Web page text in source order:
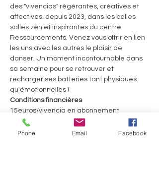
des "vivencias" régérantes, créatives et
affectives. depuis 2023, dans les belles
salles zen et inspirantes du centre
Ressourcements. Venez vous offrir en lien
les uns avec les autres le plaisir de
danser. Un moment incontournable dans
sa semaine pour se retrouver et
recharger ses batteries tant physiques
qu'émotionnelles !
Conditions financières
15euros/vivencia en abonnement
trimestriel ou 20€ la séance
60euros le Welcome Pack pour 4 séances
Phone Email Facebook